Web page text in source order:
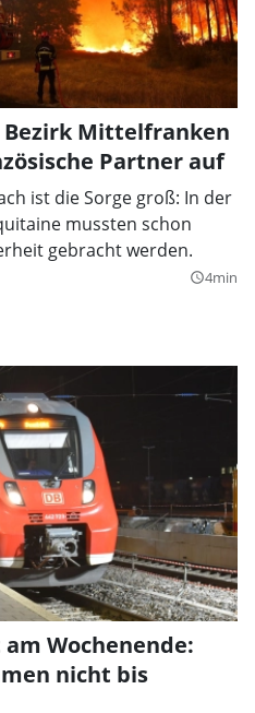
Bezirk Mittelfranken
Partner auf
ist die Sorge groß: In der
mussten schon
gebracht werden.
query_builder4min
Wochenende:
nicht bis